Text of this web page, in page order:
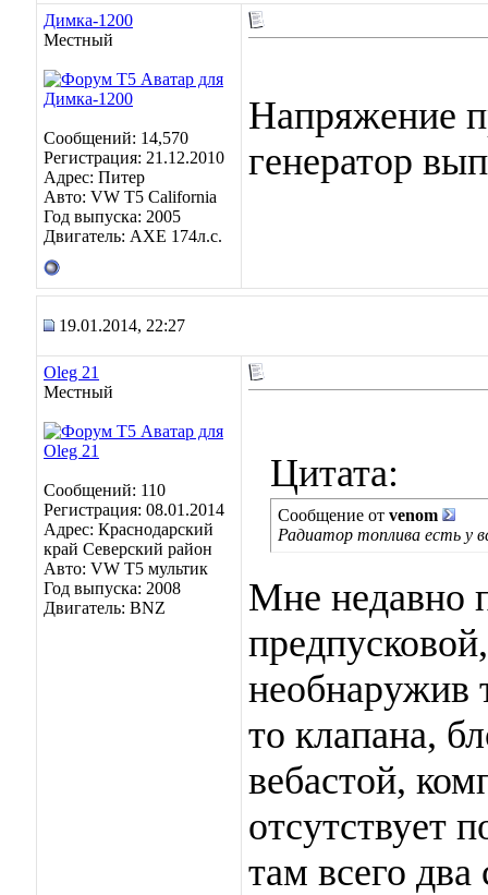
Димка-1200
Местный
Сообщений: 14,570
Регистрация: 21.12.2010
Адрес: Питер
Авто: VW T5 California
Год выпуска: 2005
Двигатель: AXE 174л.с.
Напряжение
генератор
19.01.2014, 22:27
Oleg 21
Местный
Сообщений: 110
Регистрация: 08.01.2014
Адрес: Краснодарский
край Северский район
Авто: VW Т5 мультик
Год выпуска: 2008
Двигатель: BNZ
Цитата:
Сообщение от venom
Радиатор топлива есть у
Мне недавно
необнаружив
то клапана,
вебастой,
отсутствует
там всего два